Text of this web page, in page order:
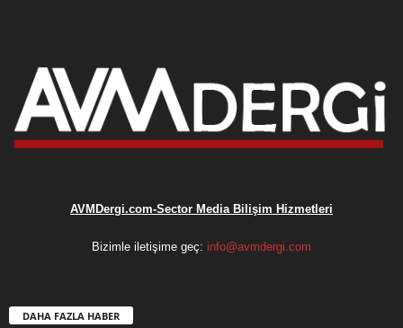
AVMDergi.com-Sector Media Bilişim Hizmetleri
Bizimle iletişime geç: info@avmdergi.com
DAHA FAZLA HABER